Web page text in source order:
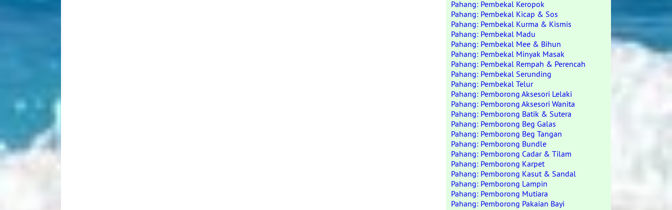
Pahang: Pembekal Keropok
Pahang: Pembekal Kicap & Sos
Pahang: Pembekal Kurma & Kismis
Pahang: Pembekal Madu
Pahang: Pembekal Mee & Bihun
Pahang: Pembekal Minyak Masak
Pahang: Pembekal Rempah & Perencah
Pahang: Pembekal Serunding
Pahang: Pembekal Telur
Pahang: Pemborong Aksesori Lelaki
Pahang: Pemborong Aksesori Wanita
Pahang: Pemborong Batik & Sutera
Pahang: Pemborong Beg Galas
Pahang: Pemborong Beg Tangan
Pahang: Pemborong Bundle
Pahang: Pemborong Cadar & Tilam
Pahang: Pemborong Karpet
Pahang: Pemborong Kasut & Sandal
Pahang: Pemborong Lampin
Pahang: Pemborong Mutiara
Pahang: Pemborong Pakaian Bayi